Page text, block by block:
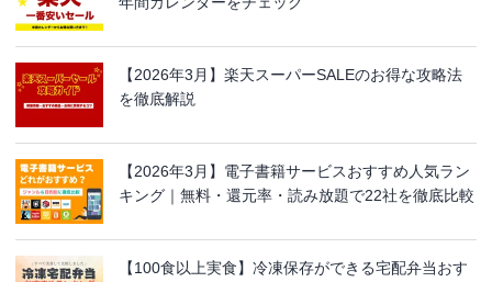
【2026年3月】楽天スーパーSALEのお得な攻略法
を徹底解説
【2026年3月】電子書籍サービスおすすめ人気ラン
キング｜無料・還元率・読み放題で22社を徹底比較
【100食以上実食】冷凍保存ができる宅配弁当おす